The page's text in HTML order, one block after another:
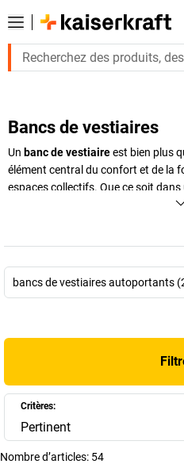
Bancs de vestiaires
Un banc de vestiaireest bien plus
élément central du confort et de la
espaces collectifs. Que ce soit
entreprise ou un centre de bien-
banc de vestiaire
bancs de vestiaires autoportants
Critères:
Pertinent
Nombre d’articles: 54